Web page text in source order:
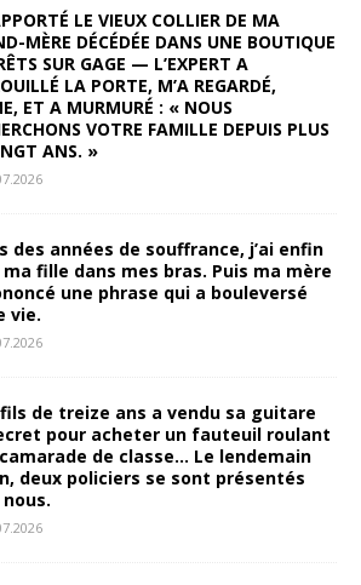
LE VIEUX COLLIER DE MA
MÈRE DÉCÉDÉE DANS UNE BOUTIQUE
SUR GAGE — L’EXPERT A
LA PORTE, M’A REGARDÉ,
ET A MURMURÉ : « NOUS
VOTRE FAMILLE DEPUIS PLUS
ANS. »
des années de souffrance, j’ai enfin
fille dans mes bras. Puis ma mère
une phrase qui a bouleversé
vie.
de treize ans a vendu sa guitare
pour acheter un fauteuil roulant
de classe… Le lendemain
deux policiers se sont présentés